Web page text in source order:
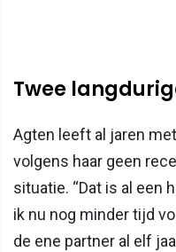
Twee
Agten leeft al jaren
volgens haar geen
situatie. “Dat is al een
ik nu nog minder tijd
de ene partner al elf